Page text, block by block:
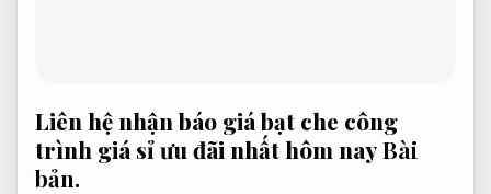
Liên hệ nhận báo giá bạt che công
trình giá sỉ ưu đãi nhất hôm nayBài
bản.